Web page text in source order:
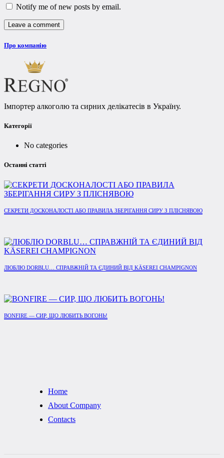
Notify me of new posts by email.
Про компанію
Імпортер алкоголю та сирних делікатесів в Україну.
Категорії
No categories
Останні статті
СЕКРЕТИ ДОСКОНАЛОСТІ АБО ПРАВИЛА ЗБЕРІГАННЯ СИРУ З ПЛІСНЯВОЮ
ЛЮБЛЮ DORBLU… СПРАВЖНІЙ ТА ЄДИНИЙ ВІД KÄSEREI CHAMPIGNON
BONFIRE — СИР, ЩО ЛЮБИТЬ ВОГОНЬ!
Home
About Company
Contacts